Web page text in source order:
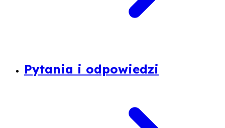
Pytania i odpowiedzi